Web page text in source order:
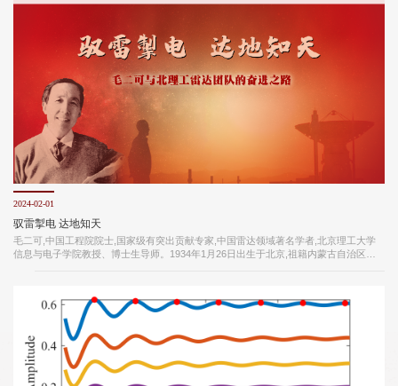
2024-02-01
驭雷掣电 达地知天
毛二可,中国工程院院士,国家级有突出贡献专家,中国雷达领域著名学者,北京理工大学
信息与电子学院教授、博士生导师。1934年1月26日出生于北京,祖籍内蒙古自治区赤
院院士。 毛二可的祖籍是内蒙古赤峰市,他的父亲毛韶青于留法勒工俭学运动期间赴法
国学习机械专业,回国后参与制造了中国第一辆国产汽车,1937年,因父亲工作变动,毛二